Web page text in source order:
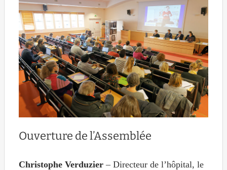
Ouverture de l’Assemblée
Christophe Verduzier– Directeur de l’hôpital, le